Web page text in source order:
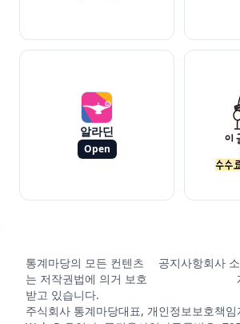
알라딘
Open
통계마당의 모든 컨텐츠
는 저작권법에 의거 보호
받고 있습니다.
공지사항회사
주식회사 통계마당대표, 개인정보보호책임